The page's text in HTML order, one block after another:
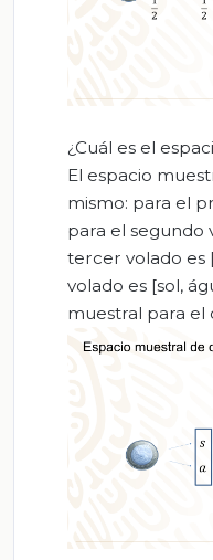
¿Cuál es el
El espacio
mismo: para el
para el segundo
tercer volado es
volado es [sol,
muestral para el